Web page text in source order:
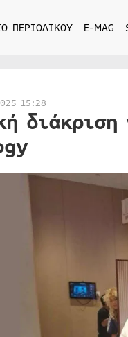
ΠΕΡΙΟΔΙΚΟΥ E-MAG
15:28